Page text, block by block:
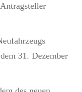
31. Dezember